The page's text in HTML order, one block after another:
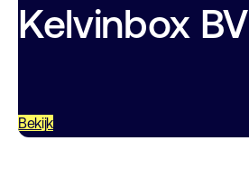
Kelvinbox BV
Bekijk